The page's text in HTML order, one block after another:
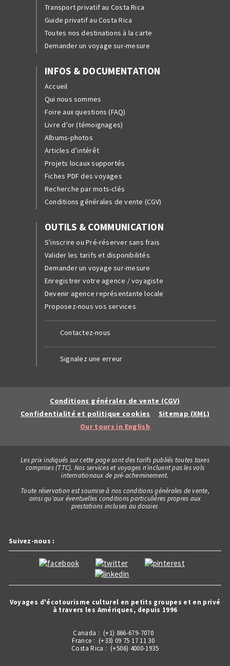
Transport privatif au Costa Rica
Guide privatif au Costa Rica
Toutes nos destinations à la carte
Demander un voyage sur-mesure
INFOS & DOCUMENTATION
Accueil
Qui nous sommes
Foire aux questions (FAQ)
Livre d'or (témoignages)
Albums-photos
Articles d’intérêt
Projets locaux supportés
Fiches PDF des voyages
Recherche par mots-clés
Conditions générales de vente (CGV)
OUTILS & COMMUNICATION
S'inscrire ou Pré-réserver sans frais
Valider les tarifs et disponibilités
Demander un voyage sur-mesure
Enregistrer votre agence / voyagiste
Devenir agence représentante locale
Proposez-nous vos services
Contactez-nous
Signalez une erreur
Conditions générales de vente (CGV)
Confidentialité et politique cookies
Sitemap (XML)
Our tours in English
Les prix indiqués sur cette page sont des tarifs publiés toutes taxes
comprises (TTC). Nos services et voyages n’incluent pas les vols
internationaux de pré-acheminement.
Toute réservation est soumise à nos conditions générales de vente,
ainsi qu'aux éventuelles conditions particulières propres aux
prestations incluses au dossier.
Suivez-nous :
Voyages d'écotourisme culturel en petits groupes et en privé
à travers les Amériques, depuis 1996
Canada : (+1) 866-679-7070
France : (+33) 09 75 17 11 30
Costa Rica : (+506) 4000-1935